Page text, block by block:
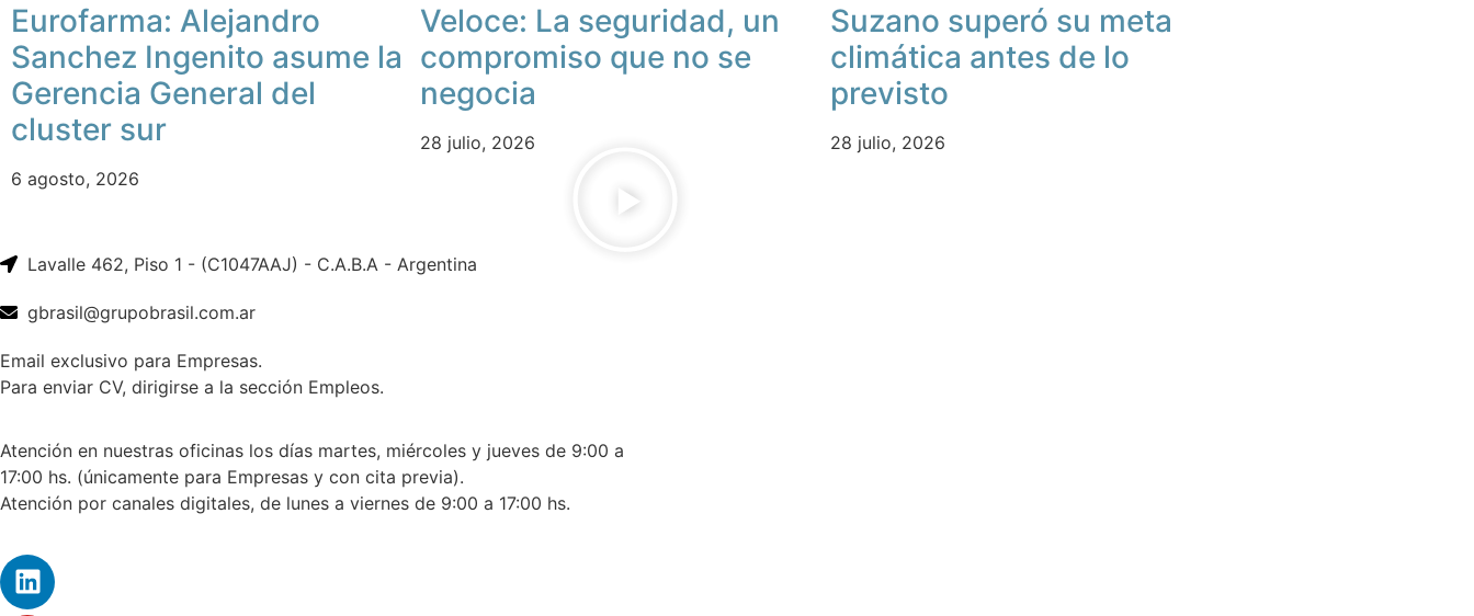
Eurofarma: Alejandro
Sanchez Ingenito asume la
Gerencia General del
cluster sur
6 agosto, 2026
Veloce: La seguridad, un
compromiso que no se
negocia
28 julio, 2026
Suzano superó su meta
climática antes de lo
previsto
28 julio, 2026
Lavalle 462, Piso 1 - (C1047AAJ) - C.A.B.A - Argentina
gbrasil@grupobrasil.com.ar
Email exclusivo para Empresas.
Para enviar CV, dirigirse a la sección Empleos.
Atención en nuestras oficinas los días martes, miércoles y jueves de 9:00 a
17:00 hs. (únicamente para Empresas y con cita previa).
Atención por canales digitales, de lunes a viernes de 9:00 a 17:00 hs.